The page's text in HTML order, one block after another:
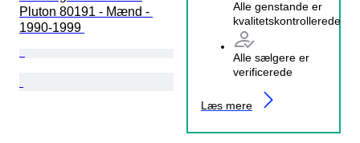
Pluton 80191 - Mænd -
1990-1999
Alle genstande er
kvalitetskontrollerede
Alle sælgere er
verificerede
Læs mere